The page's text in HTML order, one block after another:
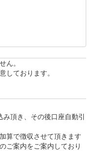
ん。
しております。
頂き、その後口座自動引
算で徴収させて頂きます
ご案内をご案内しており